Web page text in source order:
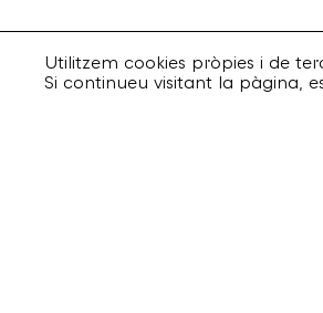
Utilitzem cookies pròpies i de
Si continueu visitant la pàgina,